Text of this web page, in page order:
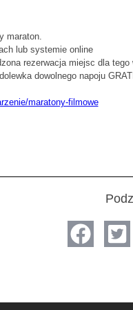
maraton.
lub systemie online
rezerwacja miejsc dla tego
dowolnego napoju
maratony-filmowe